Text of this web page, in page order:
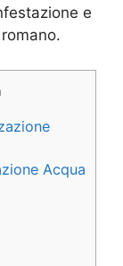
e
Acqua